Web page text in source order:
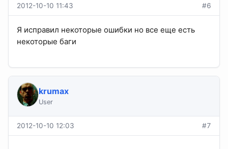
2012-10-10 11:43 #6
Я исправил некоторые ошибки но все еще есть
некоторые баги
krumax
User
2012-10-10 12:03 #7